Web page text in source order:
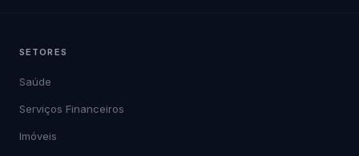
SETORES
Saúde
Serviços Financeiros
Imóveis